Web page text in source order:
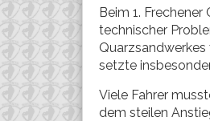
Beim 1.
technischer
setzte
Viele Fahrer
dem steilen